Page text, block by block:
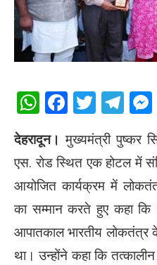
WhatsApp
देहरादून। मुख्यमंत्री पुष्कर
एस. रोड स्थित एक होटल में
आयोजित कार्यक्रम में
का सम्मान करते हुए कहा
आपातकाल भारतीय लोकतंत्र
था। उन्होंने कहा कि तत्कालीन